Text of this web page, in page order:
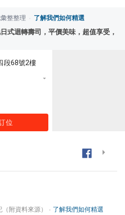
整整理 · 了解我們如何精選
式迴轉壽司，平價美味，超值享受，
段68號2樓
位
附資料來源） · 了解我們如何精選